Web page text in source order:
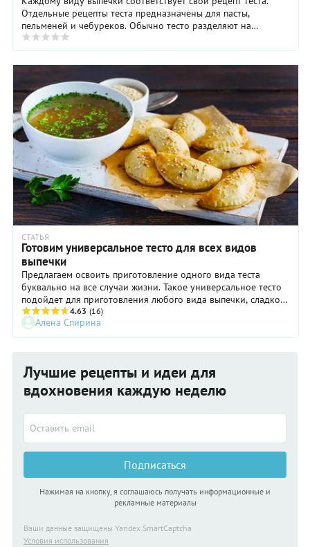
Отдельные рецепты теста предназначены для пасты,
пельменей и чебуреков. Обычно тесто разделяют на
несколько категорий, например, по наличию или ...
СТАТЬЯ
Готовим универсальное тесто для всех видов
выпечки
Предлагаем освоить приготовление одного вида теста
буквально на все случаи жизни. Такое универсальное тесто
подойдет для приготовления любого вида выпечки, сладкой
и несладкой, с начинкой и без нее. Секретами и хитростями
делится знатный хлебопек и фудблогер Алена Спирина.
4.63 (16)
Алена Спирина
Лучшие рецепты и идеи для
вдохновения каждую неделю
Подписаться
Нажимая на кнопку, я соглашаюсь получать информационные и
рекламные материалы
Ваши данные защищены Yandex SmartCaptcha
Условия использования